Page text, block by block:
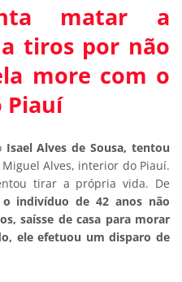
matar a
tiros por não
more com o
Piauí
Isael Alves de Sousa, tentou
Alves, interior do Piauí.
tirar a própria vida. De
o indivíduo de 42 anos não
saísse de casa para morar
ele efetuou um disparo de